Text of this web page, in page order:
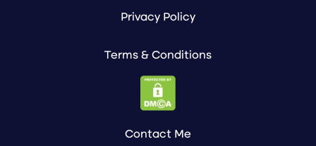
Privacy Policy
Terms & Conditions
Contact Me